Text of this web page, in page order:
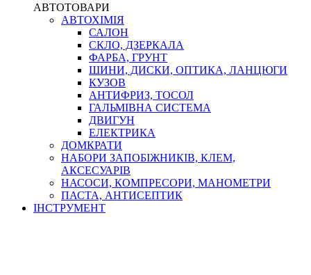
АВТОТОВАРИ
АВТОХІМІЯ
САЛОН
СКЛО, ДЗЕРКАЛА
ФАРБА, ГРУНТ
ШИНИ, ДИСКИ, ОПТИКА, ЛАНЦЮГИ
КУЗОВ
АНТИФРИЗ, ТОСОЛ
ГАЛЬМІВНА СИСТЕМА
ДВИГУН
ЕЛЕКТРИКА
ДОМКРАТИ
НАБОРИ ЗАПОБІЖНИКІВ, КЛЕМ,
АКСЕСУАРІВ
НАСОСИ, КОМПРЕСОРИ, МАНОМЕТРИ
ПАСТА, АНТИСЕПТИК
ІНСТРУМЕНТ